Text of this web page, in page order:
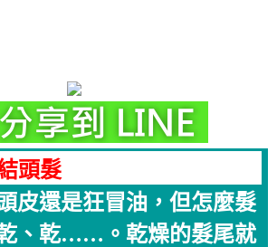
頭髮
皮還是狂冒油，但怎麼髮
、乾……。乾燥的髮尾就